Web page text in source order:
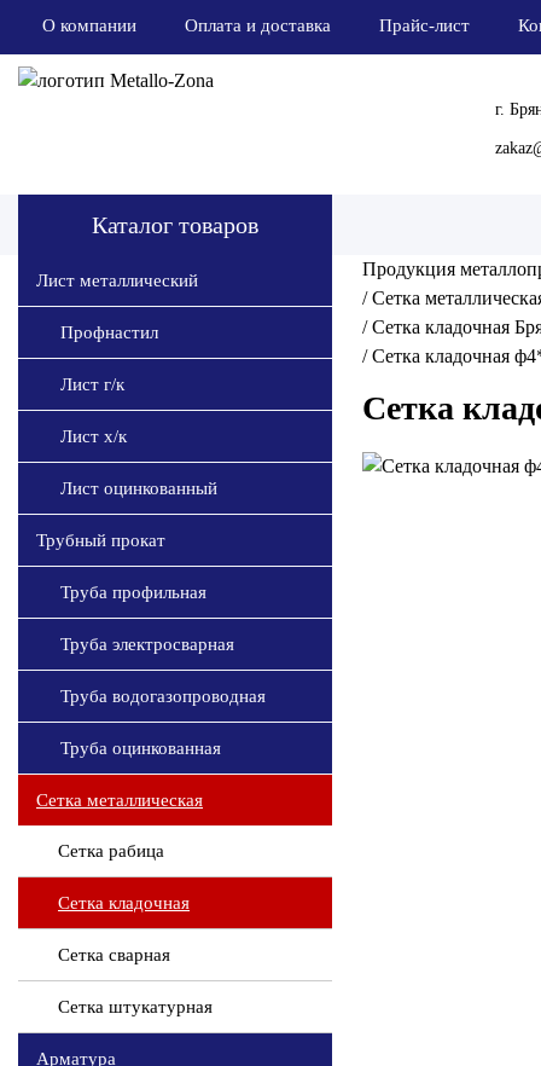
О компании Оплата и доставка Прайс-лист
г.
Каталог товаров
Лист металлический
Профнастил
Лист г/к
Лист х/к
Лист оцинкованный
Трубный прокат
Труба профильная
Труба электросварная
Труба водогазопроводная
Труба оцинкованная
Сетка металлическая
Сетка рабица
Сетка кладочная
Сетка сварная
Сетка штукатурная
Арматура
Продукция
/Сетка
/Сетка кладочная
/Сетка кладочная
Сетка